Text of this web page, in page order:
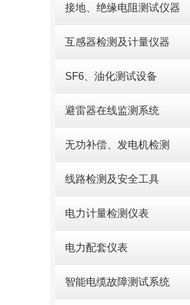
接地、绝缘电阻测试仪器
互感器检测及计量仪器
SF6、油化测试设备
避雷器在线监测系统
无功补偿、发电机检测
线路检测及安全工具
电力计量检测仪表
电力配套仪表
智能电缆故障测试系统